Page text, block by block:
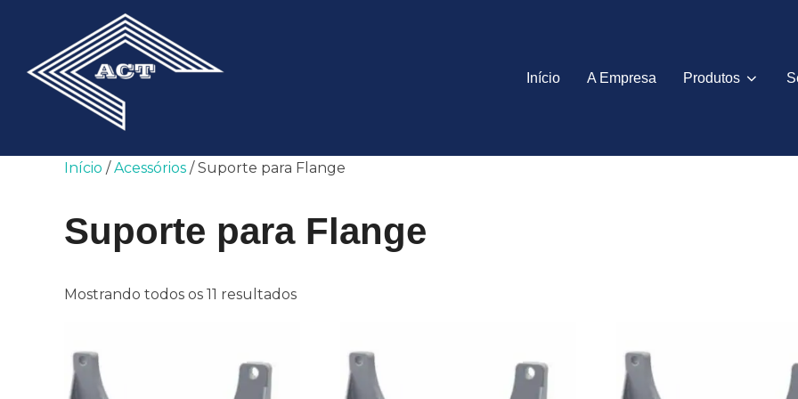
conteúdo
Início A Empresa Produtos
Início /Acessórios / Suporte para Flange
Suporte para Flange
Mostrando todos os 11 resultados